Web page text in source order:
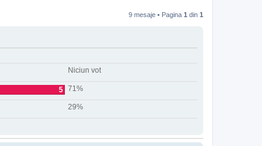
9 mesaje • Pagina 1 din 1
Niciun vot
5 71%
29%